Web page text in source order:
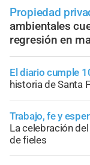
Propiedad
ambientales
regresión en
El diario cumple
historia de Santa
Trabajo, fe y
La celebración
de fieles